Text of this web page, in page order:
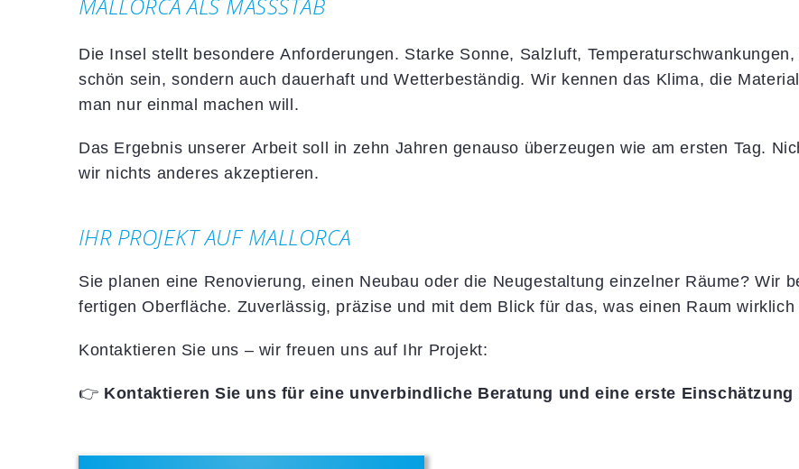
MALLORCA ALS MASSSTAB
Die Insel stellt besondere Anforderungen. Starke Sonne, Salzluft,
schön sein, sondern auch dauerhaft und Wetterbeständig. Wir kennen das Klima, die
man nur einmal machen will.
Das Ergebnis unserer Arbeit soll in zehn Jahren genauso überzeugen wie am ersten Tag.
wir nichts anderes akzeptieren.
IHR PROJEKT AUF MALLORCA
Sie planen eine Renovierung, einen Neubau oder die Neugestaltung einzelner Räume? Wir
fertigen Oberfläche. Zuverlässig, präzise und mit dem Blick für das, was einen Raum
Kontaktieren Sie uns – wir freuen uns auf Ihr Projekt:
👉 Kontaktieren Sie uns für eine unverbindliche Beratung und eine erste